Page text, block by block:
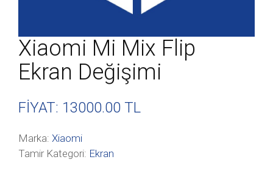
Xiaomi Mi Mix Flip
Ekran Değişimi
FİYAT: 13000.00 TL
Marka: Xiaomi
Tamir Kategori: Ekran